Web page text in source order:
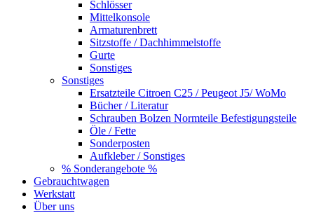
Schlösser
Mittelkonsole
Armaturenbrett
Sitzstoffe / Dachhimmelstoffe
Gurte
Sonstiges
Sonstiges
Ersatzteile Citroen C25 / Peugeot J5/ WoMo
Bücher / Literatur
Schrauben Bolzen Normteile Befestigungsteile
Öle / Fette
Sonderposten
Aufkleber / Sonstiges
% Sonderangebote %
Gebrauchtwagen
Werkstatt
Über uns